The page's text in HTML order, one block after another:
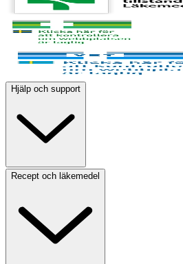
Hjälp och support
Recept och läkemedel